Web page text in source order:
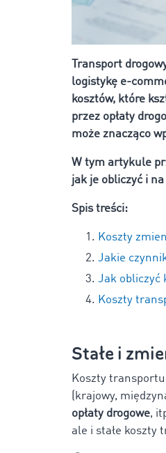
Transport
logistykę e-
kosztów, które
przez opłaty
może znacząco
W tym artykule
jak je obliczyć i
Spis treści:
Koszty
Jakie
Jak obliczyć
Koszty
Stałe i
Koszty
(krajowy,
opłaty drogowe,
ale i stałe koszty